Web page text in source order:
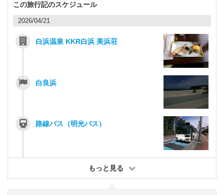
この旅行記のスケジュール
2026/04/21
白浜温泉 KKR白浜 美浜荘
白良浜
路線バス（明光バス）
もっと見る